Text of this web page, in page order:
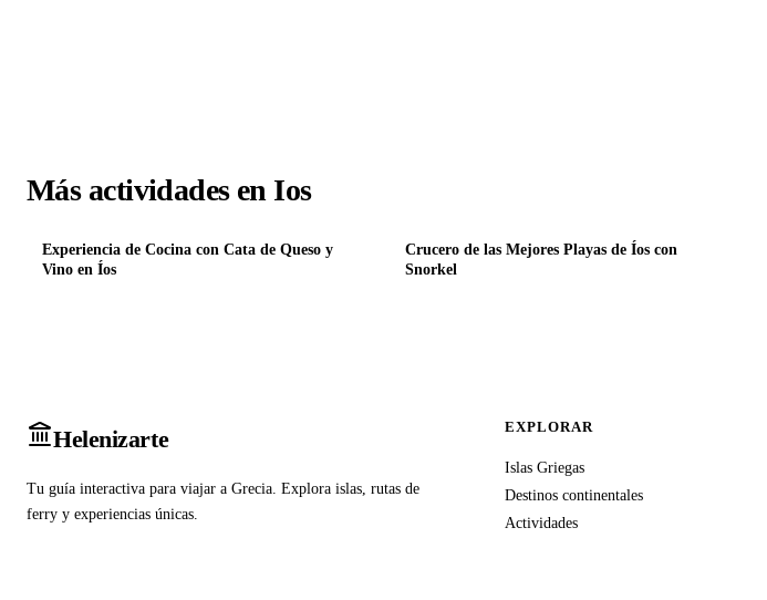
Más actividades en Ios
Experiencia de Cocina con Cata de Queso y
Vino en Íos
Crucero de las Mejores Playas de Íos con
Snorkel
Helenizarte
Tu guía interactiva para viajar a Grecia. Explora islas, rutas de
ferry y experiencias únicas.
EXPLORAR
Islas Griegas
Destinos continentales
Actividades